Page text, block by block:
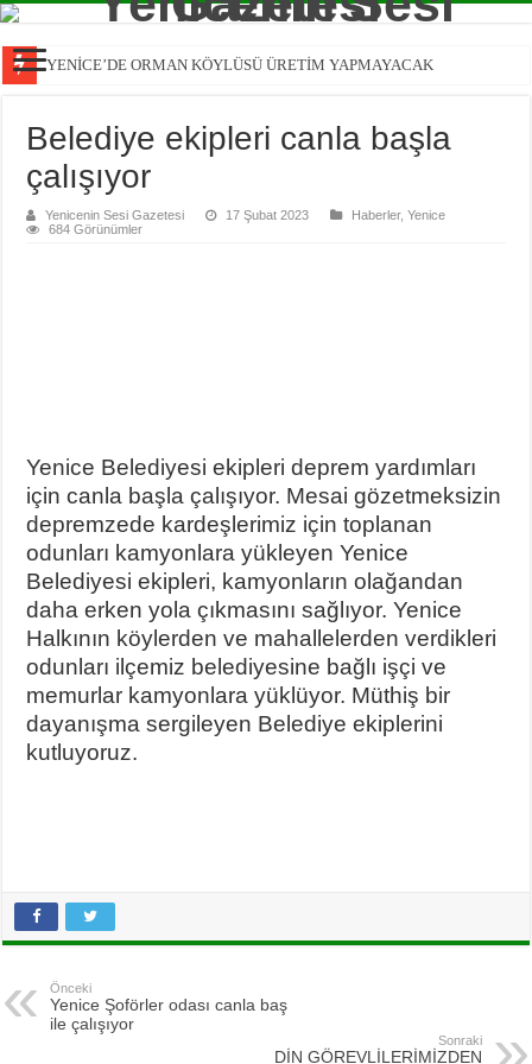
YENİCE’DE ORMAN KÖYLÜSÜ ÜRETİM YAPMAYACAK
Belediye ekipleri canla başla
çalışıyor
Yenicenin Sesi Gazetesi 17 Şubat 2023 Haberler,Yenice
684 Görünümler
Yenice Belediyesi ekipleri deprem yardımları
için canla başla çalışıyor. Mesai gözetmeksizin
depremzede kardeşlerimiz için toplanan
odunları kamyonlara yükleyen Yenice
Belediyesi ekipleri, kamyonların olağandan
daha erken yola çıkmasını sağlıyor. Yenice
Halkının köylerden ve mahallelerden verdikleri
odunları ilçemiz belediyesine bağlı işçi ve
memurlar kamyonlara yüklüyor. Müthiş bir
dayanışma sergileyen Belediye ekiplerini
kutluyoruz.
Önceki
Yenice Şoförler odası canla baş
ile çalışıyor
Sonraki
DİN GÖREVLİLERİMİZDEN